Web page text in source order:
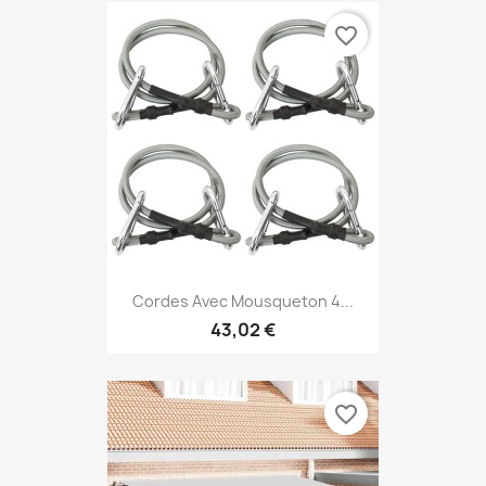
Cordes Avec Mousqueton 4...
43,02 €
favorite_border
favorite_border